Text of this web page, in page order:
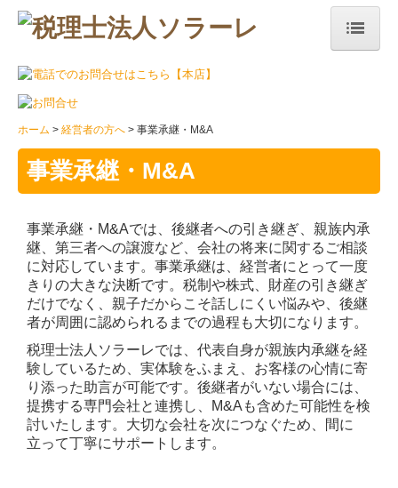
ホーム
事務所案内
概要・アクセス
スタッフ紹介
経営理念
年間カレンダー
税理士をお探しの方へ
当事務所の特長
顧問契約の流れ
ホーム 経営者の方へ 事業承継・M&A
事業承継・M&A
事業承継・M&Aでは、後継者への引き継ぎ、親族内承
継、第三者への譲渡など、会社の将来に関するご相談
に対応しています。事業承継は、経営者にとって一度
きりの大きな決断です。税制や株式、財産の引き継ぎ
だけでなく、親子だからこそ話しにくい悩みや、後継
者が周囲に認められるまでの過程も大切になります。
税理士法人ソラーレでは、代表自身が親族内承継を経
験しているため、実体験をふまえ、お客様の心情に寄
り添った助言が可能です。後継者がいない場合には、
提携する専門会社と連携し、M&Aも含めた可能性を検
討いたします。大切な会社を次につなぐため、間に
立って丁寧にサポートします。